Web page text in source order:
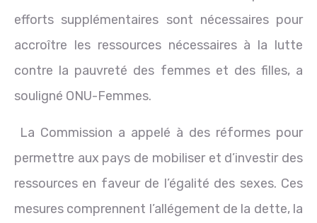
efforts supplémentaires sont nécessaires pour
accroître les ressources nécessaires à la lutte
contre la pauvreté des femmes et des filles, a
souligné ONU-Femmes.
La Commission a appelé à des réformes pour
permettre aux pays de mobiliser et d’investir des
ressources en faveur de l’égalité des sexes. Ces
mesures comprennent l’allégement de la dette, la